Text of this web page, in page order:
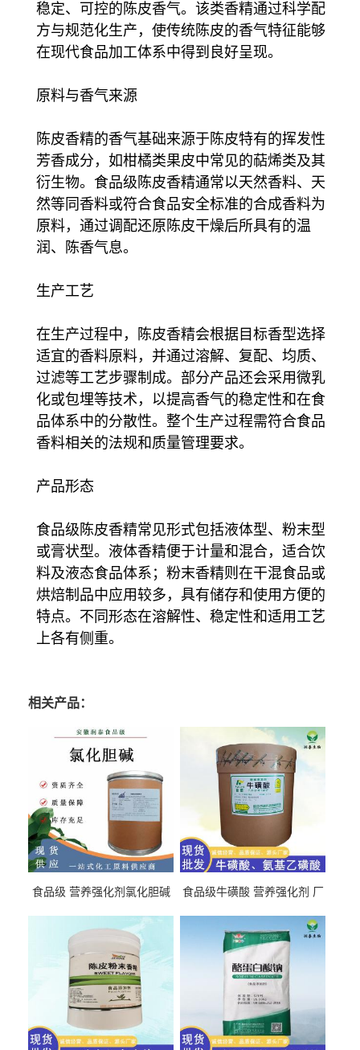
稳定、可控的陈皮香气。该类香精通过科学配
方与规范化生产，使传统陈皮的香气特征能够
在现代食品加工体系中得到良好呈现。
原料与香气来源
陈皮香精的香气基础来源于陈皮特有的挥发性
芳香成分，如柑橘类果皮中常见的萜烯类及其
衍生物。食品级陈皮香精通常以天然香料、天
然等同香料或符合食品安全标准的合成香料为
原料，通过调配还原陈皮干燥后所具有的温
润、陈香气息。
生产工艺
在生产过程中，陈皮香精会根据目标香型选择
适宜的香料原料，并通过溶解、复配、均质、
过滤等工艺步骤制成。部分产品还会采用微乳
化或包埋等技术，以提高香气的稳定性和在食
品体系中的分散性。整个生产过程需符合食品
香料相关的法规和质量管理要求。
产品形态
食品级陈皮香精常见形式包括液体型、粉末型
或膏状型。液体香精便于计量和混合，适合饮
料及液态食品体系；粉末香精则在干混食品或
烘焙制品中应用较多，具有储存和使用方便的
特点。不同形态在溶解性、稳定性和适用工艺
上各有侧重。
相关产品：
食品级 营养强化剂氯化胆碱
食品级牛磺酸 营养强化剂 厂